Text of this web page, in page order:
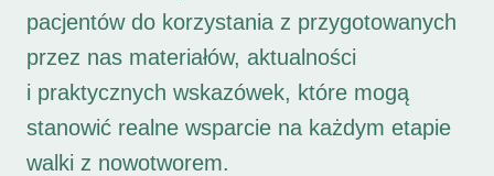
pacjentów do korzystania z przygotowanych
przez nas materiałów, aktualności
i praktycznych wskazówek, które mogą
stanowić realne wsparcie na każdym etapie
walki z nowotworem.